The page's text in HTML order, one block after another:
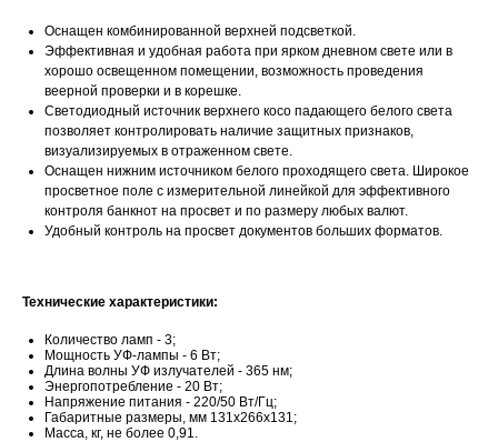
Оснащен комбинированной верхней подсветкой.
Эффективная и удобная работа при ярком дневном свете или в
хорошо освещенном помещении, возможность проведения
веерной проверки и в корешке.
Светодиодный источник верхнего косо падающего белого света
позволяет контролировать наличие защитных признаков,
визуализируемых в отраженном свете.
Оснащен нижним источником белого проходящего света. Широкое
просветное поле с измерительной линейкой для эффективного
контроля банкнот на просвет и по размеру любых валют.
Удобный контроль на просвет документов больших форматов.
Технические характеристики:
Количество ламп - 3;
Мощность УФ-лампы - 6 Вт;
Длина волны УФ излучателей - 365 нм;
Энергопотребление - 20 Вт;
Напряжение питания - 220/50 Вт/Гц;
Габаритные размеры, мм 131х266х131;
Масса, кг, не более 0,91.